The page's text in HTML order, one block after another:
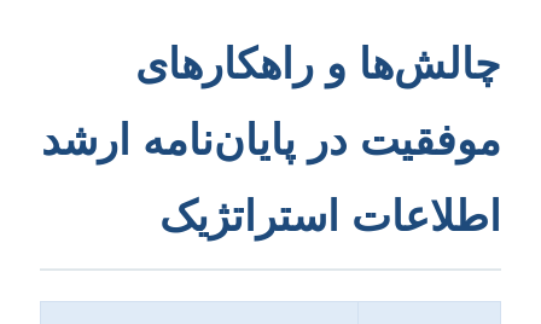
چالش‌ها و راهکارهای
موفقیت در پایان‌نامه ارشد
اطلاعات استراتژیک